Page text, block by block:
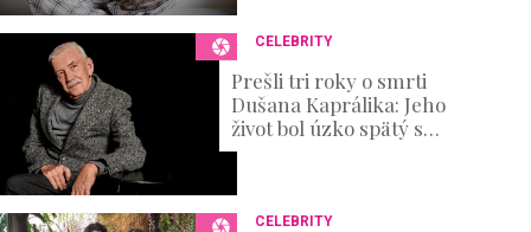
CELEBRITY
Prešli tri roky o smrti
Dušana Kaprálika: Jeho
život bol úzko spätý s
divadlom, no nechýbali v
skúšky
CELEBRITY